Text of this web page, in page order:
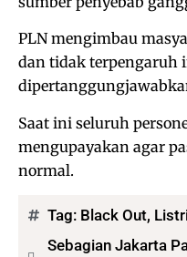
PLN mengimbau
dan tidak terpengaruh
Saat ini seluruh
mengupayakan agar
normal.
Tag: Black Out,
Sebagian Jakarta